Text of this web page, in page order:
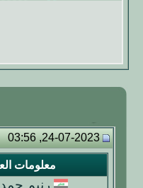
24-07-2023, 03:56
معلومات
رنيم